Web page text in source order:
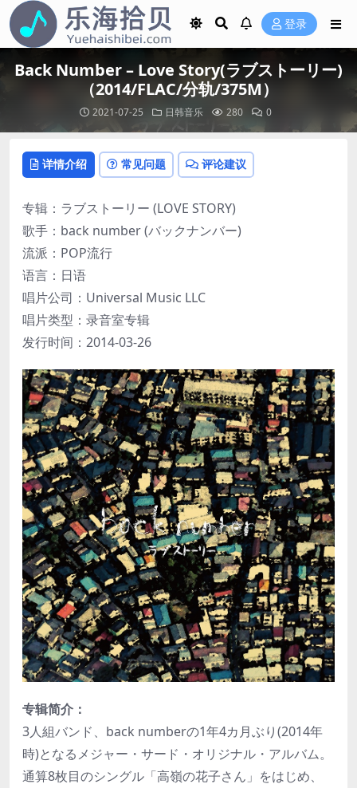
登录
Back Number – Love Story(ラブストーリー)
（2014/FLAC/分轨/375M）
2021-07-25 日韩音乐 280 0
详情介绍 常见问题 评论建议
专辑：ラブストーリー (LOVE STORY)
歌手：back number (バックナンバー)
流派：POP流行
语言：日语
唱片公司：Universal Music LLC
唱片类型：录音室专辑
发行时间：2014-03-26
专辑简介：
3人組バンド、back numberの1年4カ月ぶり(2014年
時)となるメジャー・サード・オリジナル・アルバム。
通算8枚目のシングル「高嶺の花子さん」をはじめ、